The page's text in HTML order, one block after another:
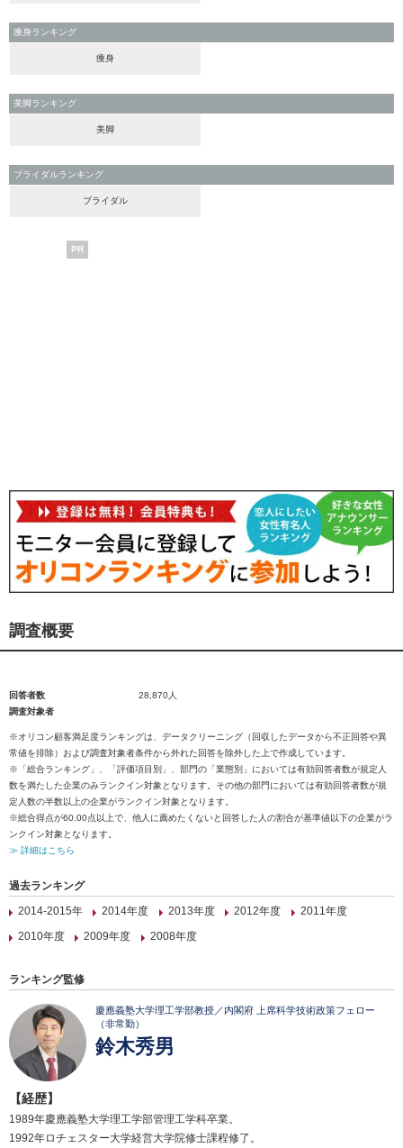
痩身ランキング
痩身
美脚ランキング
美脚
ブライダルランキング
ブライダル
PR
調査概要
回答者数
28,870人
調査対象者
※オリコン顧客満足度ランキングは、データクリーニング（回収したデータから不正回答や異
常値を排除）および調査対象者条件から外れた回答を除外した上で作成しています。
※「総合ランキング」、「評価項目別」、部門の「業態別」においては有効回答者数が規定人
数を満たした企業のみランクイン対象となります。その他の部門においては有効回答者数が規
定人数の半数以上の企業がランクイン対象となります。
※総合得点が60.00点以上で、他人に薦めたくないと回答した人の割合が基準値以下の企業がラ
ンクイン対象となります。
≫ 詳細はこちら
過去ランキング
2014-2015年
2014年度 2013年度 2012年度
2011年度
2010年度
2009年度 2008年度
ランキング監修
慶應義塾大学理工学部教授／内閣府 上席科学技術政策フェロー
（非常勤）
鈴木秀男
【経歴】
1989年慶應義塾大学理工学部管理工学科卒業。
1992年ロチェスター大学経営大学院修士課程修了。